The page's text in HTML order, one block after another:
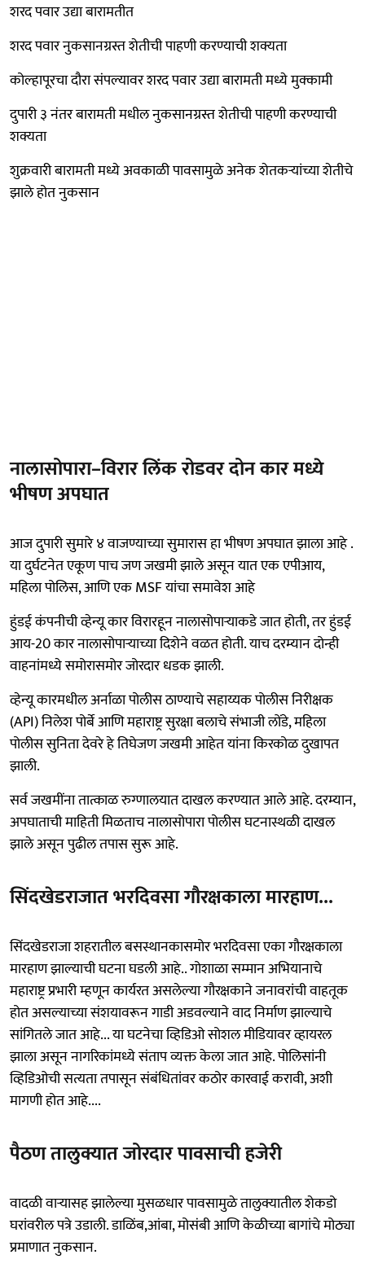
शरद पवार उद्या बारामतीत
शरद पवार नुकसानग्रस्त शेतीची पाहणी करण्याची शक्यता
कोल्हापूरचा दौरा संपल्यावर शरद पवार उद्या बारामती मध्ये मुक्कामी
दुपारी ३ नंतर बारामती मधील नुकसानग्रस्त शेतीची पाहणी करण्याची
शक्यता
शुक्रवारी बारामती मध्ये अवकाळी पावसामुळे अनेक शेतकऱ्यांच्या शेतीचे
झाले होत नुकसान
नालासोपारा–विरार लिंक रोडवर दोन कार मध्ये
भीषण अपघात
आज दुपारी सुमारे ४ वाजण्याच्या सुमारास हा भीषण अपघात झाला आहे .
या दुर्घटनेत एकूण पाच जण जखमी झाले असून यात एक एपीआय,
महिला पोलिस, आणि एक MSF यांचा समावेश आहे
हुंडई कंपनीची व्हेन्यू कार विरारहून नालासोपाऱ्याकडे जात होती, तर हुंडई
आय-20 कार नालासोपाऱ्याच्या दिशेने वळत होती. याच दरम्यान दोन्ही
वाहनांमध्ये समोरासमोर जोरदार धडक झाली.
व्हेन्यू कारमधील अर्नाळा पोलीस ठाण्याचे सहाय्यक पोलीस निरीक्षक
(API) निलेश पोर्बे आणि महाराष्ट्र सुरक्षा बलाचे संभाजी लोंडे, महिला
पोलीस सुनिता देवरे हे तिघेजण जखमी आहेत यांना किरकोळ दुखापत
झाली.
सर्व जखमींना तात्काळ रुग्णालयात दाखल करण्यात आले आहे. दरम्यान,
अपघाताची माहिती मिळताच नालासोपारा पोलीस घटनास्थळी दाखल
झाले असून पुढील तपास सुरू आहे.
सिंदखेडराजात भरदिवसा गौरक्षकाला मारहाण...
सिंदखेडराजा शहरातील बसस्थानकासमोर भरदिवसा एका गौरक्षकाला
मारहाण झाल्याची घटना घडली आहे.. गोशाळा सम्मान अभियानाचे
महाराष्ट्र प्रभारी म्हणून कार्यरत असलेल्या गौरक्षकाने जनावरांची वाहतूक
होत असल्याच्या संशयावरून गाडी अडवल्याने वाद निर्माण झाल्याचे
सांगितले जात आहे... या घटनेचा व्हिडिओ सोशल मीडियावर व्हायरल
झाला असून नागरिकांमध्ये संताप व्यक्त केला जात आहे. पोलिसांनी
व्हिडिओची सत्यता तपासून संबंधितांवर कठोर कारवाई करावी, अशी
मागणी होत आहे....
पैठण तालुक्यात जोरदार पावसाची हजेरी
वादळी वाऱ्यासह झालेल्या मुसळधार पावसामुळे तालुक्यातील शेकडो
घरांवरील पत्रे उडाली. डाळिंब,आंबा, मोसंबी आणि केळीच्या बागांचे मोठ्या
प्रमाणात नुकसान.